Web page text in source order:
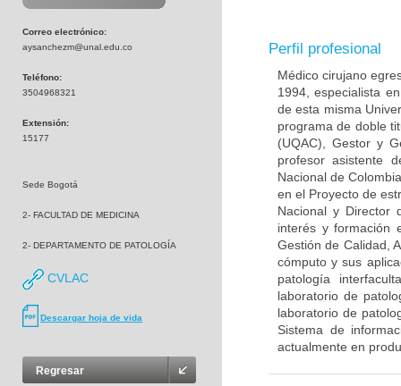
Correo electrónico:
aysanchezm@unal.edu.co
Teléfono:
3504968321
Extensión:
15177
Sede Bogotá
2- FACULTAD DE MEDICINA
2- DEPARTAMENTO DE PATOLOGÍA
CVLAC
Descargar hoja de vida
Regresar
Perfil profesional
Médico cirujano
1994, especialista
de esta misma
programa de doble
(UQAC), Gestor y
profesor asistente
Nacional de
en el Proyecto de
Nacional y Director
interés y formación
Gestión de Calidad,
cómputo y sus
patología
laboratorio de
laboratorio de
Sistema de
actualmente en